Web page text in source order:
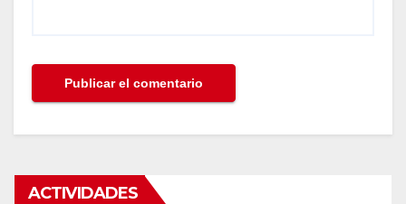
ACTIVIDADES